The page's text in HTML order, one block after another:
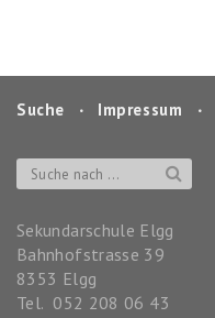
Suche ‧ Impressum ‧
Sekundarschule Elgg
Bahnhofstrasse 39
8353 Elgg
Tel. 052 208 06 43